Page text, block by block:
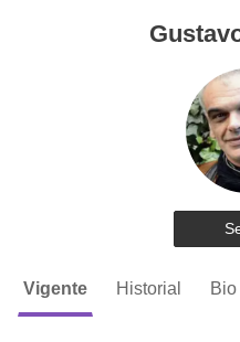
Vigente Historial Bio